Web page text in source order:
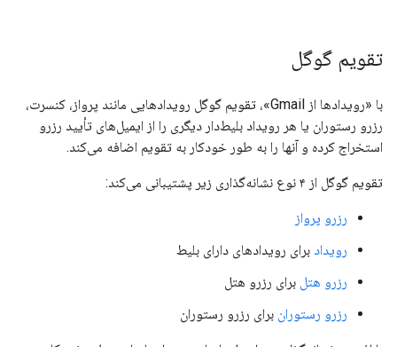
تقویم گوگل
با «رویدادها از Gmail»، تقویم گوگل رویدادهایی مانند پرواز، کنسرت،
رزرو رستوران یا هر رویداد بلیط‌دار دیگری را از ایمیل‌های تأیید رزرو
استخراج کرده و آنها را به طور خودکار به تقویم اضافه می‌کند.
تقویم گوگل از ۴ نوع نشانه‌گذاری زیر پشتیبانی می‌کند:
رزرو پرواز
رویداد برای رویدادهای دارای بلیط
رزرو هتل برای رزرو هتل
رزرو رستوران برای رزرو رستوران